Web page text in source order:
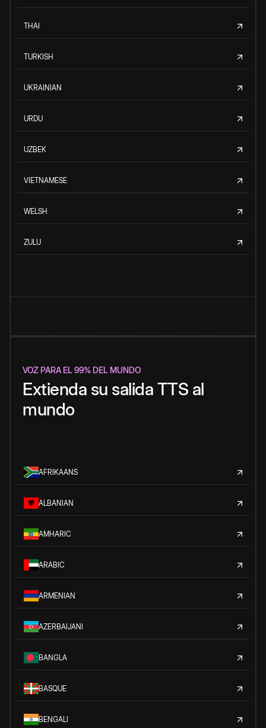
THAI
TURKISH
UKRAINIAN
URDU
UZBEK
VIETNAMESE
WELSH
ZULU
VOZ PARA EL 99% DEL MUNDO
Extienda su salida TTS al
mundo
AFRIKAANS
ALBANIAN
AMHARIC
ARABIC
ARMENIAN
AZERBAIJANI
BANGLA
BASQUE
BENGALI